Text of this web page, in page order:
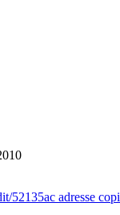
52135ac adresse